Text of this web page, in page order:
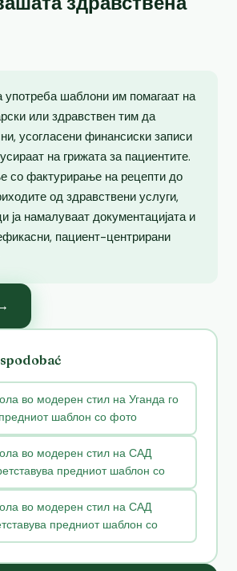
употреба шаблони им помагаат на
или здравствен тим да
усогласени финансиски записи
на грижата за пациентите.
со фактурирање на рецепти до
од здравствени услуги,
ја намалуваат документацијата и
пациент-центрирани
во модерен стил на Уганда го
шаблон со фото
во модерен стил на САД
предниот шаблон со
во модерен стил на САД
предниот шаблон со